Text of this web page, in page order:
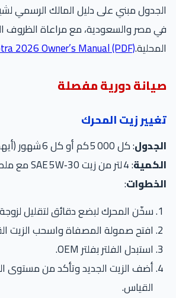
في مصر والسعودية، مع مراعاة الظروف
المحلية.2026 Owner’s Manual (PDF)
صيانة دورية مفصلة
تغيير زيت المحرك
الجدول: كل 5 000 كم أو كل 6 شهور (أيهما يأتي أولًا).
الكمية: 4 لتر من زيت SAE 5W‑30 مع ملصق
الخطوات:
سخّن المحرك لبضع دقائق لتقليل
افتح صمولة المصفاة واسحب الزيت
استبدل الفلتر بفلتر OEM.
أضف الزيت الجديد وتأكد من مستوى
القياس.